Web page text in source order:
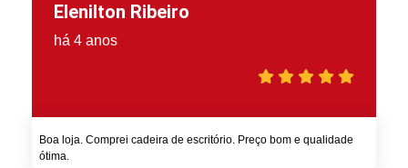
Elenilton Ribeiro
há 4 anos
Boa loja. Comprei cadeira de escritório. Preço bom e qualidade
ótima.